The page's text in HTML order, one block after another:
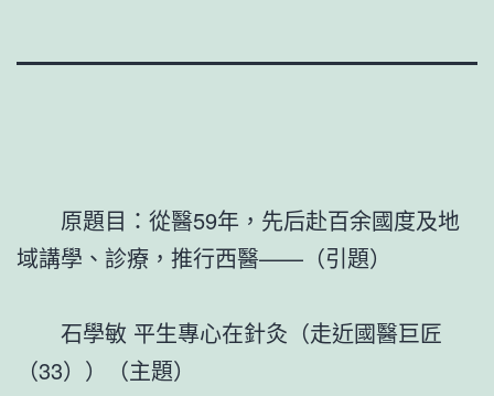
原題目：從醫59年，先后赴百余國度及地
域講學、診療，推行西醫——（引題）
石學敏 平生專心在針灸（走近國醫巨匠
（33））（主題）